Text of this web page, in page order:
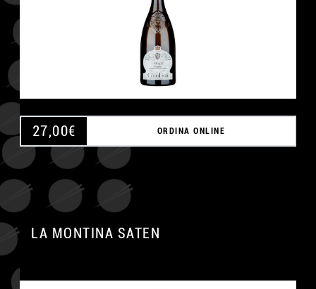
27,00€ ORDINA ONLINE
LA MONTINA SATEN